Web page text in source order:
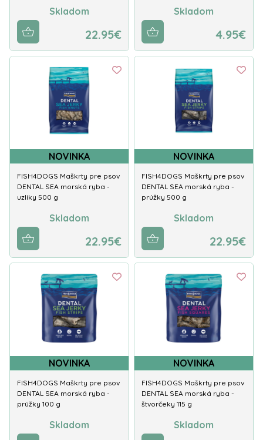
Skladom
22.95€
Skladom
4.95€
NOVINKA
FISH4DOGS Maškrty pre psov
DENTAL SEA morská ryba -
uzlíky 500 g
Skladom
22.95€
NOVINKA
FISH4DOGS Maškrty pre psov
DENTAL SEA morská ryba -
prúžky 500 g
Skladom
22.95€
NOVINKA
FISH4DOGS Maškrty pre psov
DENTAL SEA morská ryba -
prúžky 100 g
Skladom
NOVINKA
FISH4DOGS Maškrty pre psov
DENTAL SEA morská ryba -
štvorčeky 115 g
Skladom